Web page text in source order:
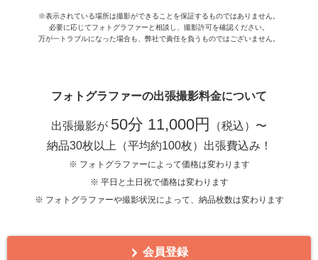
※表示されている場所は撮影ができることを保証するものではありません。
必要に応じてフォトグラファーと相談し、撮影許可を確認ください。
万が一トラブルになった場合も、弊社で責任を負うものではございません。
フォトグラファーの出張撮影料金について
出張撮影が 50分 11,000円
（税込）〜
納品30枚以上（平均約100枚）出張費込み！
※ フォトグラファーによって価格は変わります
※ 平日と土日祝で価格は変わります
※ フォトグラファーや撮影状況によって、納品枚数は変わります
会員登録